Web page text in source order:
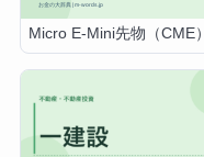
Micro E-Mini先物（CME）